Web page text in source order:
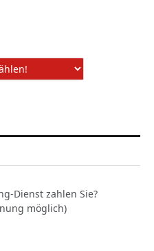
Dienst zahlen Sie?
möglich)